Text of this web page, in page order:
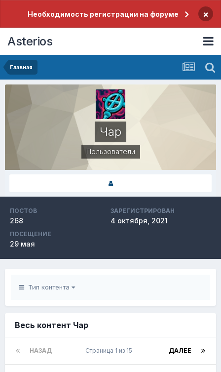
Необходимость регистрации на форуме ×
Asterios
Главная
Чар
Пользователи
ПОСТОВ
268
ЗАРЕГИСТРИРОВАН
4 октября, 2021
ПОСЕЩЕНИЕ
29 мая
Тип контента
Весь контент Чар
НАЗАД ДАЛЕЕ
Страница 1 из 15